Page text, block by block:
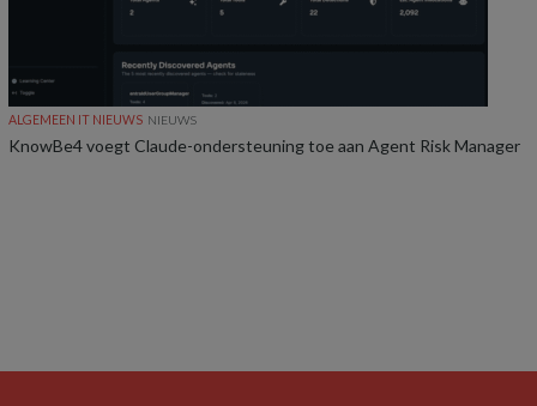
ALGEMEEN IT NIEUWS NIEUWS
KnowBe4 voegt Claude-ondersteuning toe aan Agent Risk Manager